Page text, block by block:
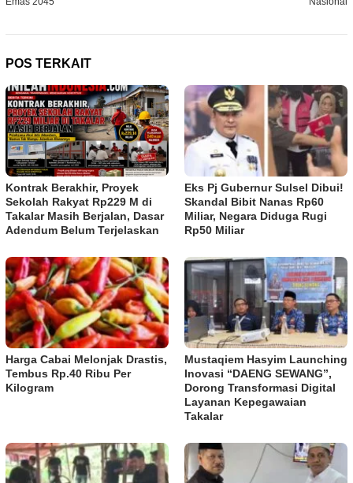
POS TERKAIT
Kontrak Berakhir, Proyek
Sekolah Rakyat Rp229 M di
Takalar Masih Berjalan, Dasar
Adendum Belum Terjelaskan
Eks Pj Gubernur Sulsel Dibui!
Skandal Bibit Nanas Rp60
Miliar, Negara Diduga Rugi
Rp50 Miliar
Harga Cabai Melonjak Drastis,
Tembus Rp.40 Ribu Per
Kilogram
Mustaqiem Hasyim Launching
Inovasi “DAENG SEWANG”,
Dorong Transformasi Digital
Layanan Kepegawaian
Takalar